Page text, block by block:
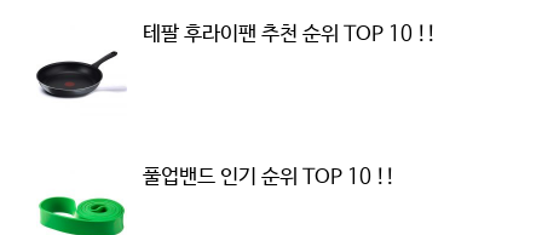
테팔 후라이팬 추천 순위 TOP 10 !!
풀업밴드 인기 순위 TOP 10 !!